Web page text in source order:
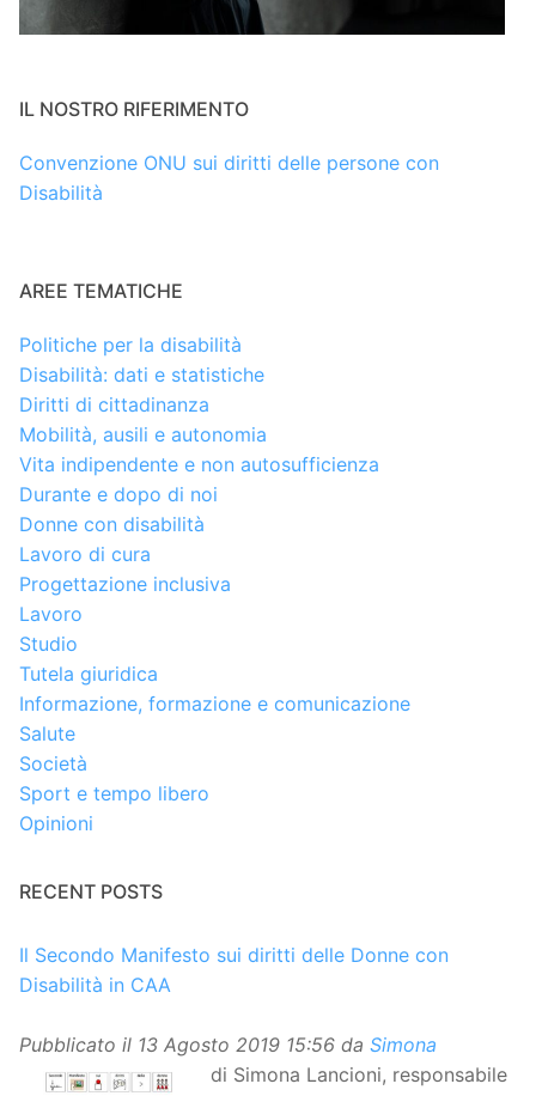
IL NOSTRO RIFERIMENTO
Convenzione ONU sui diritti delle persone con
Disabilità
AREE TEMATICHE
Politiche per la disabilità
Disabilità: dati e statistiche
Diritti di cittadinanza
Mobilità, ausili e autonomia
Vita indipendente e non autosufficienza
Durante e dopo di noi
Donne con disabilità
Lavoro di cura
Progettazione inclusiva
Lavoro
Studio
Tutela giuridica
Informazione, formazione e comunicazione
Salute
Società
Sport e tempo libero
Opinioni
RECENT POSTS
Il Secondo Manifesto sui diritti delle Donne con
Disabilità in CAA
Pubblicato il 13 Agosto 2019 15:56 da Simona
di Simona Lancioni, responsabile